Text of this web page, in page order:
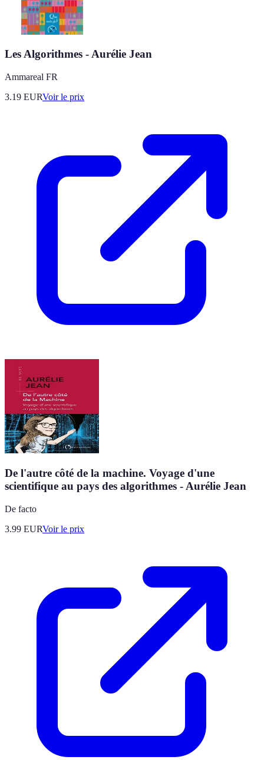
Les Algorithmes - Aurélie Jean
Ammareal FR
3.19 EURVoir le prix
De l'autre côté de la machine. Voyage d'une
scientifique au pays des algorithmes - Aurélie Jean
De facto
3.99 EURVoir le prix